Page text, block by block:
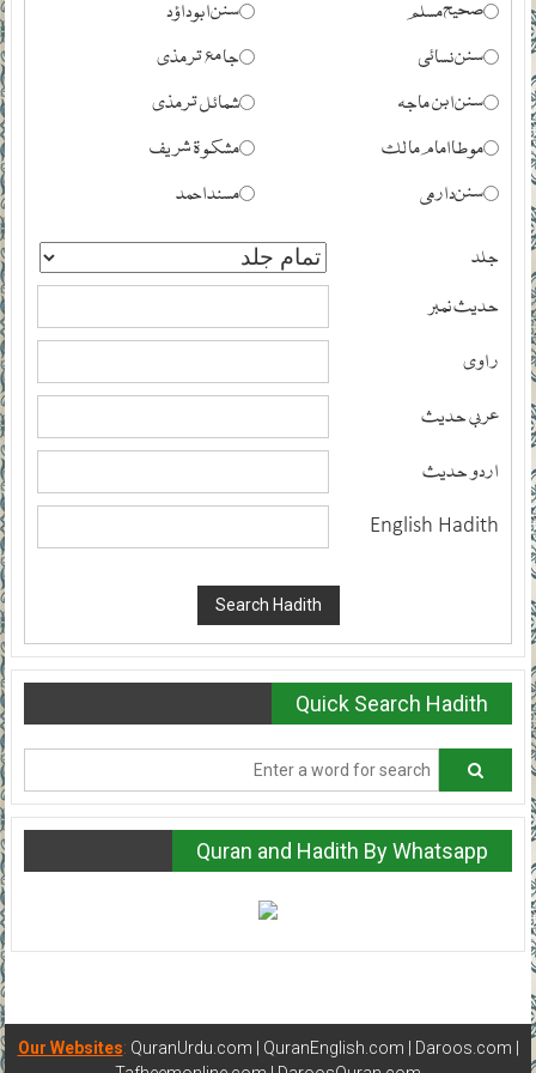
صحیح مسلم
سنن ابوداؤد
سنن نسائی
جامع ترمذی
سنن ابن ماجہ
شمائل ترمذی
موطا امام مالک
مشکوۃ شریف
سنن دارمی
مسند احمد
جلد
حدیث نمبر
راوی
عربی حدیث
اردو حدیث
English Hadith
Quick Search Hadith
Quran and Hadith By Whatsapp
Our Websites: QuranUrdu.com QuranEnglish.com Daroos.com